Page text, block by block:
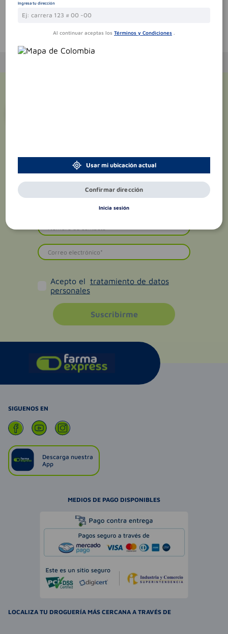
Te puede interesar
Acepto el tratamiento de datos
personales
Suscribirme
SIGUENOS EN
Descarga nuestra
App
MEDIOS DE PAGO DISPONIBLES
LOCALIZA TU DROGUERÍA MÁS CERCANA A TRAVÉS DE
Ingresa tu dirección
Al continuar aceptas los Términos y Condiciones .
Usar mi ubicación actual
Confirmar dirección
Inicia sesión